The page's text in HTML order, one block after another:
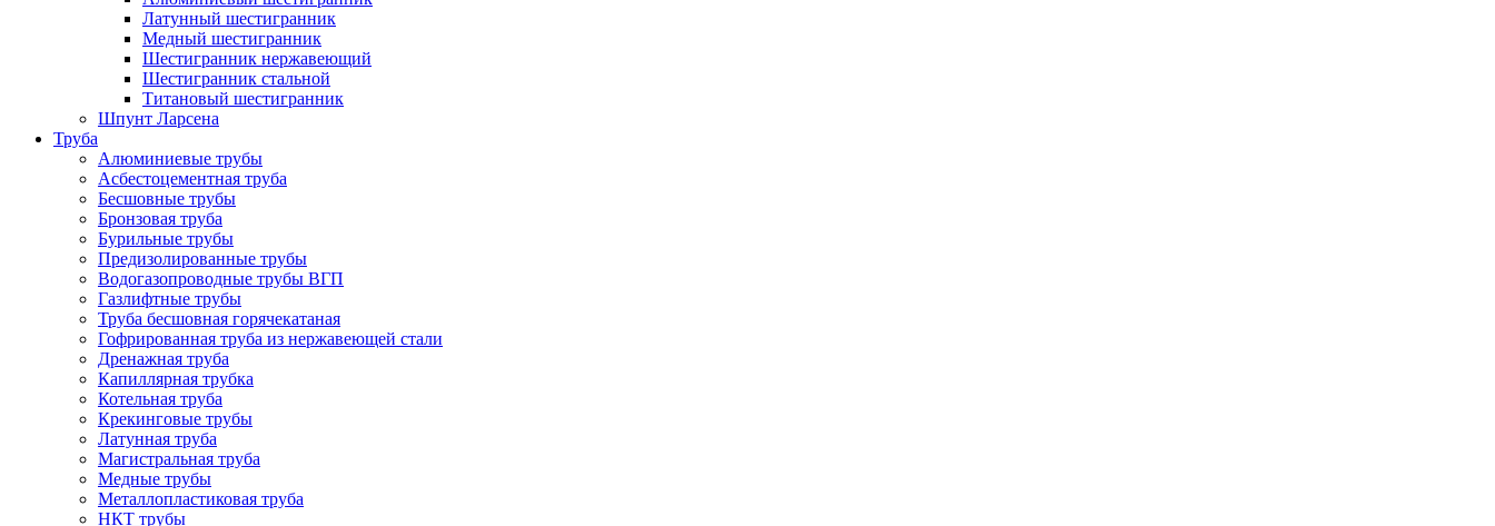
Латунный шестигранник
Медный шестигранник
Шестигранник нержавеющий
Шестигранник стальной
Титановый шестигранник
Шпунт Ларсена
Труба
Алюминиевые трубы
Асбестоцементная труба
Бесшовные трубы
Бронзовая труба
Бурильные трубы
Предизолированные трубы
Водогазопроводные трубы ВГП
Газлифтные трубы
Труба бесшовная горячекатаная
Гофрированная труба из нержавеющей стали
Дренажная труба
Капиллярная трубка
Котельная труба
Крекинговые трубы
Латунная труба
Магистральная труба
Медные трубы
Металлопластиковая труба
НКТ трубы